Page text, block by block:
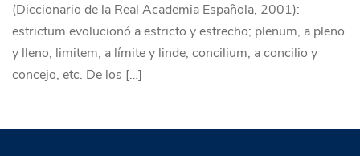
(Diccionario de la Real Academia Española, 2001):
estrictum evolucionó a estricto y estrecho; plenum, a pleno
y lleno; limitem, a límite y linde; concilium, a concilio y
concejo, etc. De los […]